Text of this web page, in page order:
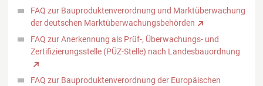
FAQ zur Bauproduktenverordnung und Marktüberwachung
der deutschen Marktüberwachungsbehörden
FAQ zur Anerkennung als Prüf-, Überwachungs- und
Zertifizierungsstelle (PÜZ-Stelle) nach Landesbauordnung
FAQ zur Bauproduktenverordnung der Europäischen